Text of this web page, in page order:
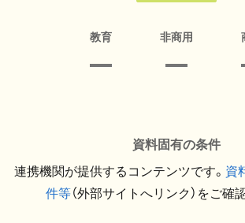
教育 非商用
資料固有の条件
連携機関が提供するコンテンツです。 資
件等（外部サイトへリンク）をご確